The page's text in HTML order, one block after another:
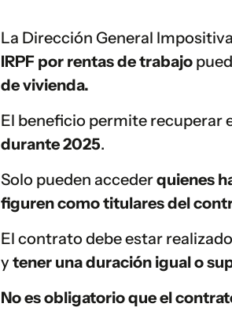
La Dirección General
IRPF por rentas de trabajo
de vivienda.
El beneficio permite recuperar
durante 2025.
Solo pueden accederquienes
figuren como titulares del
El contrato debe estar
y tener una duración igual o
No es obligatorio que el